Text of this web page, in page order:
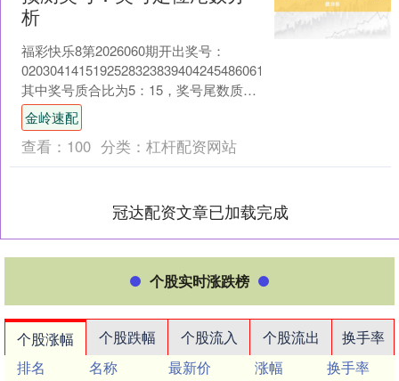
析
福彩快乐8第2026060期开出奖号：
0203041415192528323839404245486061636567，
其中奖号质合比为5：15，奖号尾数质合
比....
金岭速配
查看： 100 分类： 杠杆配资网站
冠达配资文章已加载完成
个股实时涨跌榜
个股涨幅 个股跌幅 个股流入 个股流出
换手率
排名
名称 最新价 涨幅
换手率